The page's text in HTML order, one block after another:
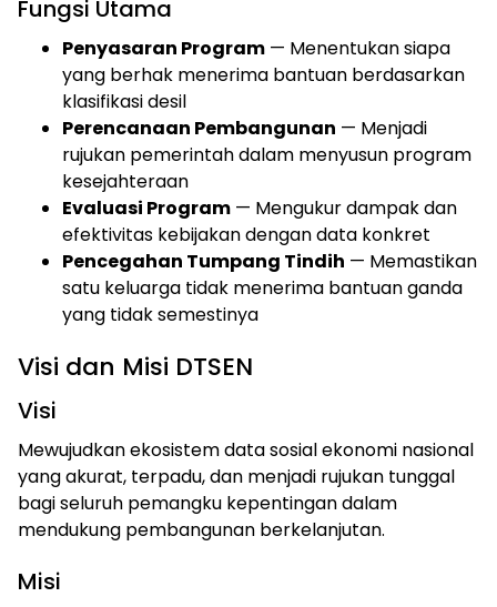
Fungsi Utama
Penyasaran Program — Menentukan siapa
yang berhak menerima bantuan berdasarkan
klasifikasi desil
Perencanaan Pembangunan — Menjadi
rujukan pemerintah dalam menyusun program
kesejahteraan
Evaluasi Program — Mengukur dampak dan
efektivitas kebijakan dengan data konkret
Pencegahan Tumpang Tindih — Memastikan
satu keluarga tidak menerima bantuan ganda
yang tidak semestinya
Visi dan Misi DTSEN
Visi
Mewujudkan ekosistem data sosial ekonomi nasional
yang akurat, terpadu, dan menjadi rujukan tunggal
bagi seluruh pemangku kepentingan dalam
mendukung pembangunan berkelanjutan.
Misi